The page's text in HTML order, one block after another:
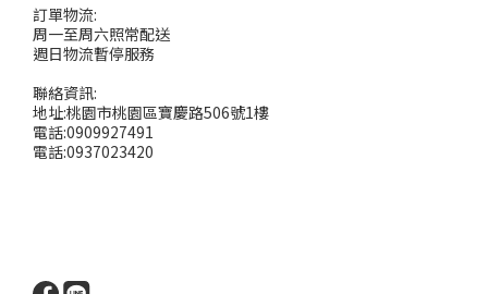
訂單物流:
周一至周六照常配送
週日物流暫停服務
聯絡資訊:
地址:桃園市桃園區寶慶路506號1樓
電話:0909927491
電話:0937023420